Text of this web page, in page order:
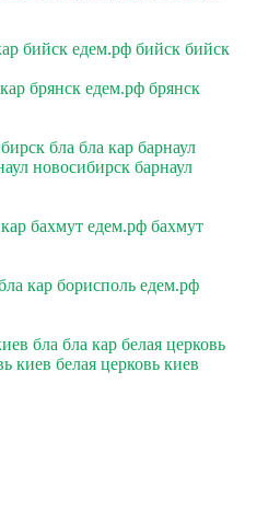
бийск едем.рф бийск бийск
брянск едем.рф брянск
бла бла кар барнаул
новосибирск барнаул
бахмут едем.рф бахмут
кар борисполь едем.рф
бла бла кар белая церковь
киев белая церковь киев